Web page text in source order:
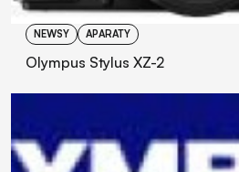
NEWSY APARATY
Olympus Stylus XZ-2